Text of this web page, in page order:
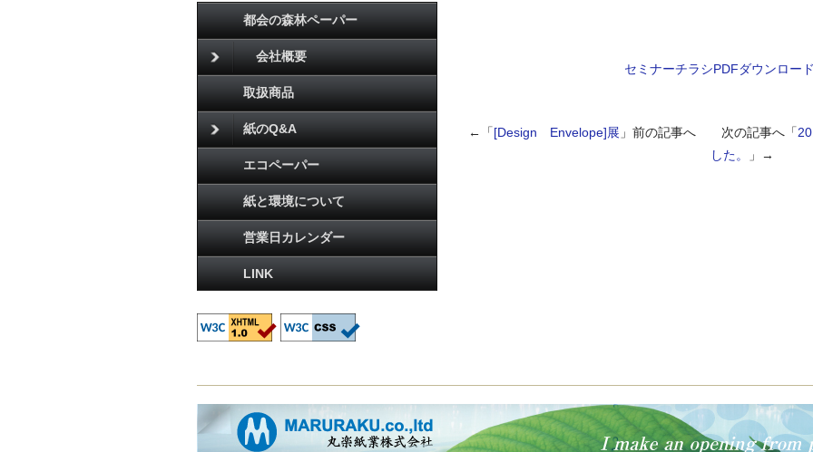
セミナーチラシPDFダウンロー
←「[Design Envelope]展 」前の記事へ 次の記事へ「
した。
」→
都会の森林ペーパー
会社概要
取扱商品
紙のQ&A
エコペーパー
紙と環境について
営業日カレンダー
LINK